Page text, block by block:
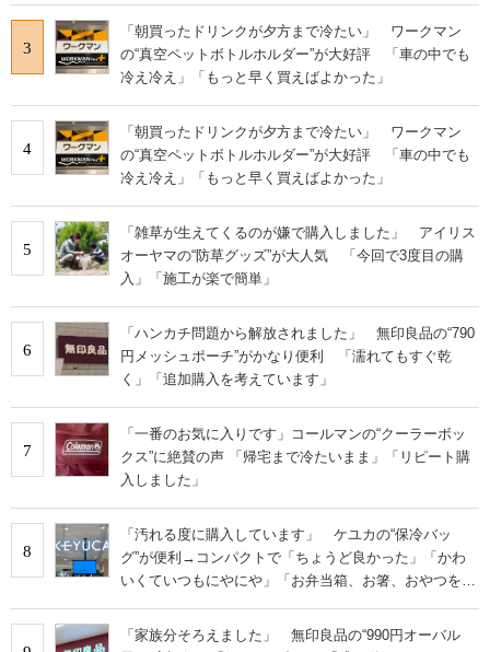
3
「朝買ったドリンクが夕方まで冷たい」 ワークマン
の“真空ペットボトルホルダー”が大好評 「車の中でも
冷え冷え」「もっと早く買えばよかった」
4
「朝買ったドリンクが夕方まで冷たい」 ワークマン
の“真空ペットボトルホルダー”が大好評 「車の中でも
冷え冷え」「もっと早く買えばよかった」
5
「雑草が生えてくるのが嫌で購入しました」 アイリス
オーヤマの“防草グッズ”が大人気 「今回で3度目の購
入」「施工が楽で簡単」
6
「ハンカチ問題から解放されました」 無印良品の“790
円メッシュポーチ”がかなり便利 「濡れてもすぐ乾
く」「追加購入を考えています」
7
「一番のお気に入りです」コールマンの“クーラーボッ
クス”に絶賛の声 「帰宅まで冷たいまま」「リピート購
入しました」
8
「汚れる度に購入しています」 ケユカの“保冷バッ
グ”が便利→コンパクトで「ちょうど良かった」「かわ
いくていつもにやにや」「お弁当箱、お箸、おやつを入
「家族分そろえました」 無印良品の“990円オーバル